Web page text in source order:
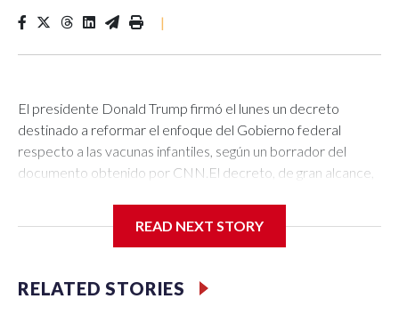
|
El presidente Donald Trump firmó el lunes un decreto
destinado a reformar el enfoque del Gobierno federal
respecto a las vacunas infantiles, según un borrador del
documento obtenido por CNN.El decreto, de gran alcance,
calendario nacional de vacunación infantil en tres
paperas, el sarampión y la rubéola (MMR) se administre en
tres dosis individuales, en contra del amplio consenso
READ NEXT STORY
RELATED STORIES